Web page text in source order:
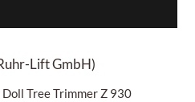
Lift GmbH)
Tree Trimmer Z 930